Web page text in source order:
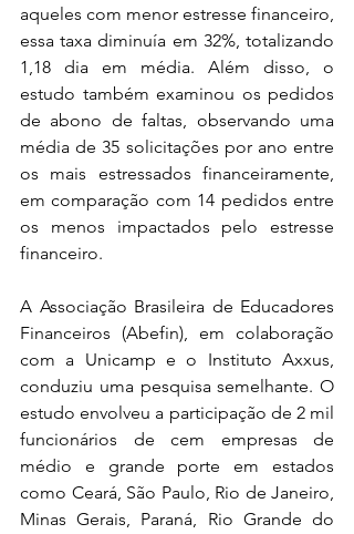
aqueles com menor estresse financeiro,
essa taxa diminuía em 32%, totalizando
1,18 dia em média. Além disso, o
estudo também examinou os pedidos
de abono de faltas, observando uma
média de 35 solicitações por ano entre
os mais estressados financeiramente,
em comparação com 14 pedidos entre
os menos impactados pelo estresse
financeiro.
A Associação Brasileira de Educadores
Financeiros (Abefin), em colaboração
com a Unicamp e o Instituto Axxus,
conduziu uma pesquisa semelhante. O
estudo envolveu a participação de 2 mil
funcionários de cem empresas de
médio e grande porte em estados
como Ceará, São Paulo, Rio de Janeiro,
Minas Gerais, Paraná, Rio Grande do